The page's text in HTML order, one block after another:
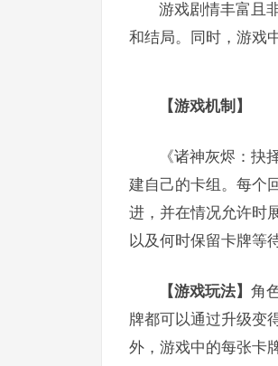
游戏剧情丰富且
和结局。同时，游戏
【游戏机制】
《诸神灰烬：抉
建自己的卡组。每个
进，并在情况允许时
以及何时保留卡牌等
【游戏玩法】 角
牌都可以通过升级变
外，游戏中的每张卡